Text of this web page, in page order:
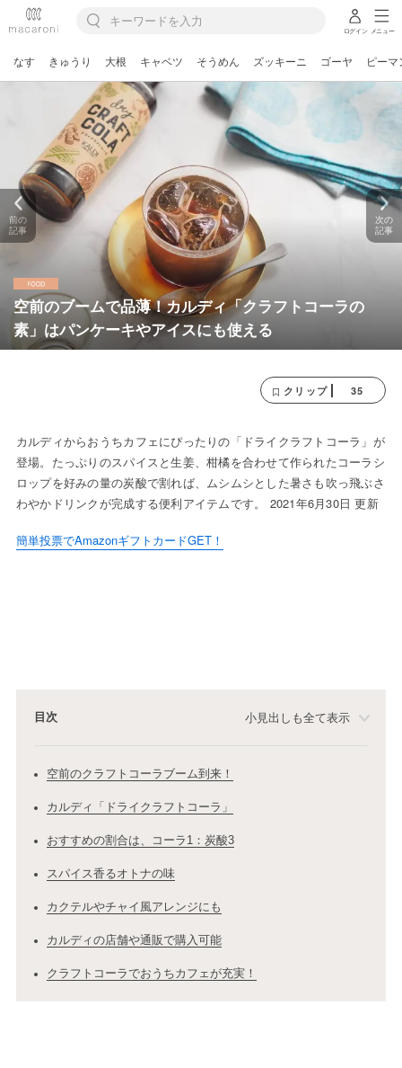
ログイン メニュー
なす きゅうり 大根 キャベツ そうめん ズッキーニ ゴーヤ ピーマ
空前のブームで品薄！カルディ「クラフトコーラの
素」はパンケーキやアイスにも使える
前の
記事
次の
記事
クリップ 35
カルディからおうちカフェにぴったりの「ドライクラフトコーラ」が
登場。たっぷりのスパイスと生姜、柑橘を合わせて作られたコーラシ
ロップを好みの量の炭酸で割れば、ムシムシとした暑さも吹っ飛ぶさ
わやかドリンクが完成する便利アイテムです。 2021年6月30日 更新
簡単投票でAmazonギフトカードGET！
目次 小見出しも全て表示
空前のクラフトコーラブーム到来！
カルディ「ドライクラフトコーラ」
おすすめの割合は、コーラ1：炭酸3
スパイス香るオトナの味
カクテルやチャイ風アレンジにも
カルディの店舗や通販で購入可能
クラフトコーラでおうちカフェが充実！